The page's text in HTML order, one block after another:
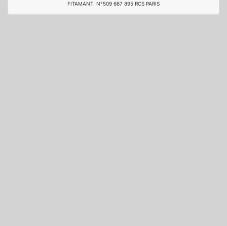
FITAMANT. N°509 667 895 RCS PARIS